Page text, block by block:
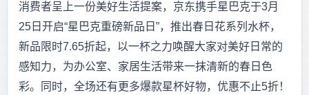
消费者呈上一份美好生活提案，京东携手星巴克于3月
25日开启“星巴克重磅新品日”，推出春日花系列水杯，
新品限时7.65折起，以一杯之力唤醒大家对美好日常的
感知力，为办公室、家居生活带来一抹清新的春日色
彩。同时，全场还有更多爆款星杯好物，优惠不止5折！